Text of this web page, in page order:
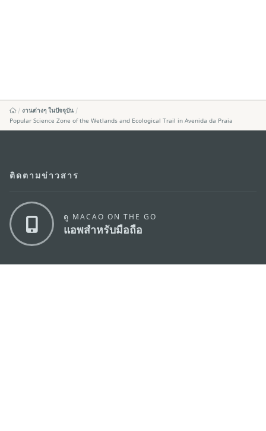
งานต่างๆ ในปัจจุบัน
Popular Science Zone of the Wetlands and Ecological Trail in Avenida da Praia
ติดตามข่าวสาร
ดู MACAO ON THE GO
แอพสำหรับมือถือ